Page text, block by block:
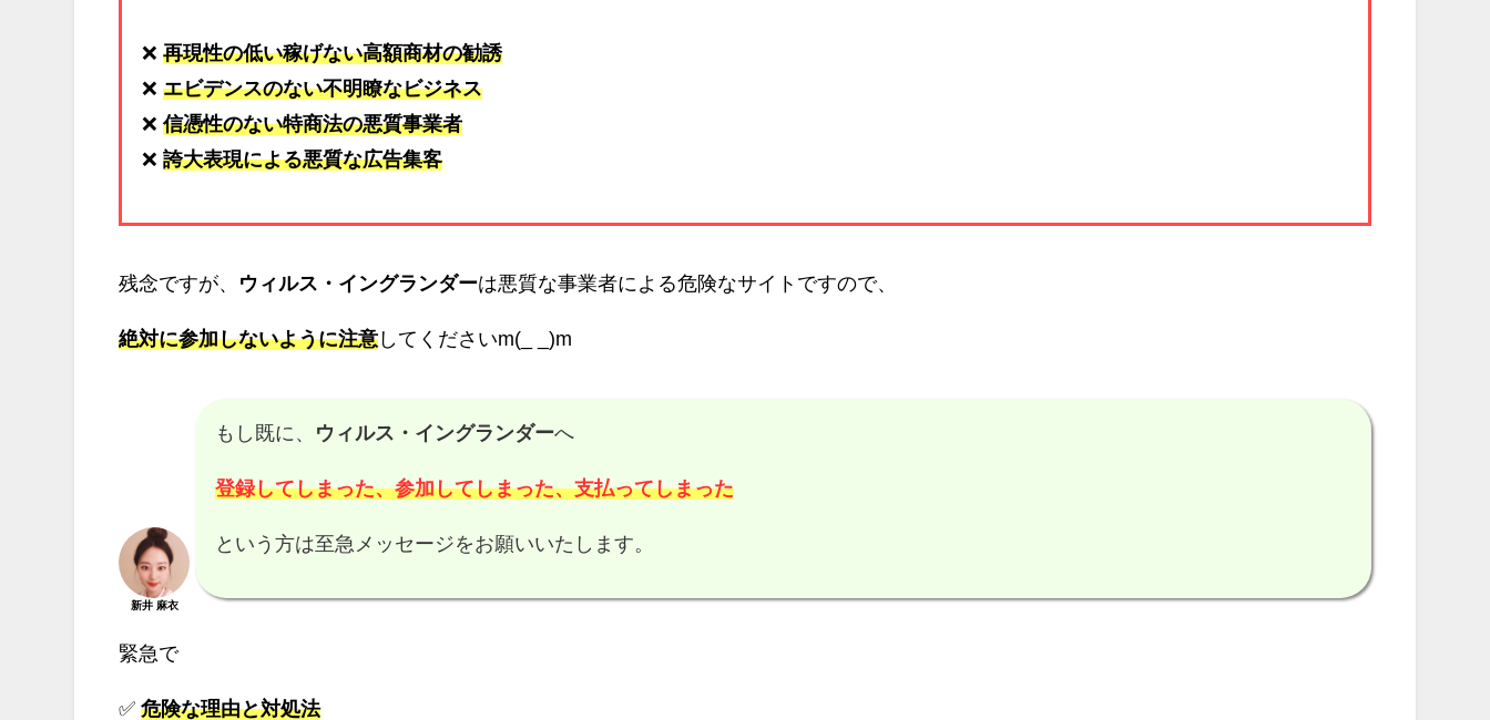
❌再現性の低い稼げない高額商材の勧誘
❌エビデンスのない不明瞭なビジネス
❌信憑性のない特商法の悪質事業者
❌誇大表現による悪質な広告集客
残念ですが、 ウィルス・イングランダーは悪質な事業者による危険なサイトですので、
絶対に参加しないように注意 してくださいm(_ _)m
新井 麻衣
もし既に、 ウィルス・イングランダーへ
登録してしまった、参加してしまった、支払ってしまった
という方は至急メッセージをお願いいたします。
緊急で
✅危険な理由と対処法